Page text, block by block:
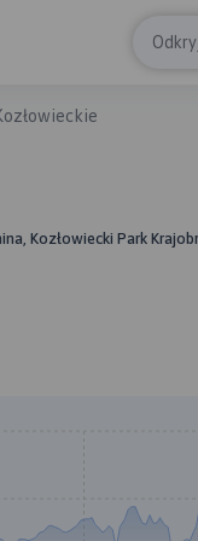
Kozłowiecki Park